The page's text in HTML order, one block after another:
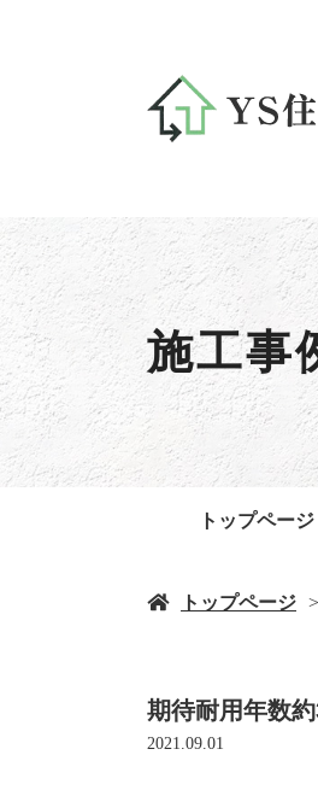
施工事
トップページ
トップページ
期待耐用年数
2021.09.01